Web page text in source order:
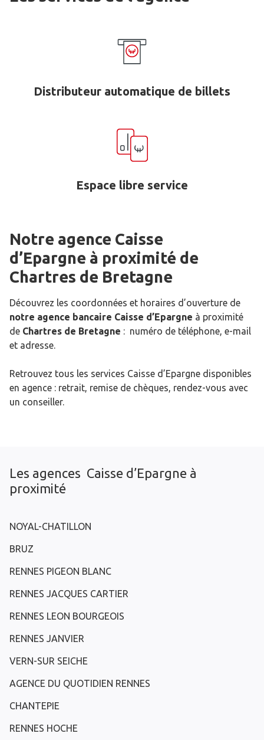
Distributeur automatique de billets
Espace libre service
Notre agence Caisse
d’Epargne à proximité de
Chartres de Bretagne
Découvrez les coordonnées et horaires d’ouverture de
notre agence bancaire Caisse d’Epargne à proximité
de Chartres de Bretagne : numéro de téléphone, e-mail
et adresse.
Retrouvez tous les services Caisse d’Epargne disponibles
en agence : retrait, remise de chèques, rendez-vous avec
un conseiller.
Les agences Caisse d’Epargne à
proximité
NOYAL-CHATILLON
BRUZ
RENNES PIGEON BLANC
RENNES JACQUES CARTIER
RENNES LEON BOURGEOIS
RENNES JANVIER
VERN-SUR SEICHE
AGENCE DU QUOTIDIEN RENNES
CHANTEPIE
RENNES HOCHE